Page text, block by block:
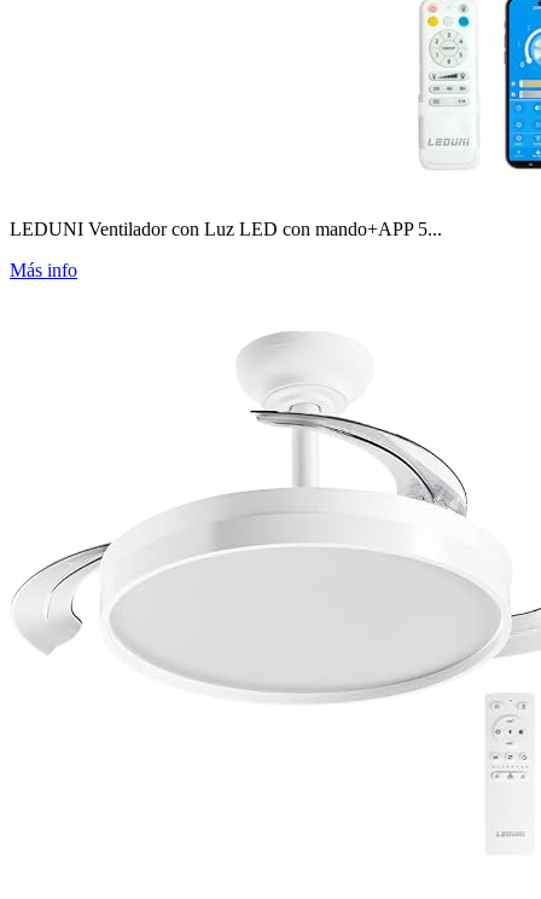
LEDUNI Ventilador con Luz LED con mando+APP 5...
Más info